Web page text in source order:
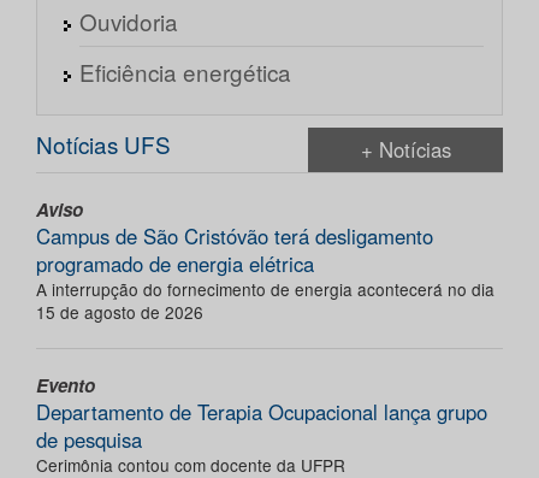
Ouvidoria
Eficiência energética
Notícias UFS + Notícias
Aviso
Campus de São Cristóvão terá desligamento
programado de energia elétrica
A interrupção do fornecimento de energia acontecerá no dia
15 de agosto de 2026
Evento
Departamento de Terapia Ocupacional lança grupo
de pesquisa
Cerimônia contou com docente da UFPR